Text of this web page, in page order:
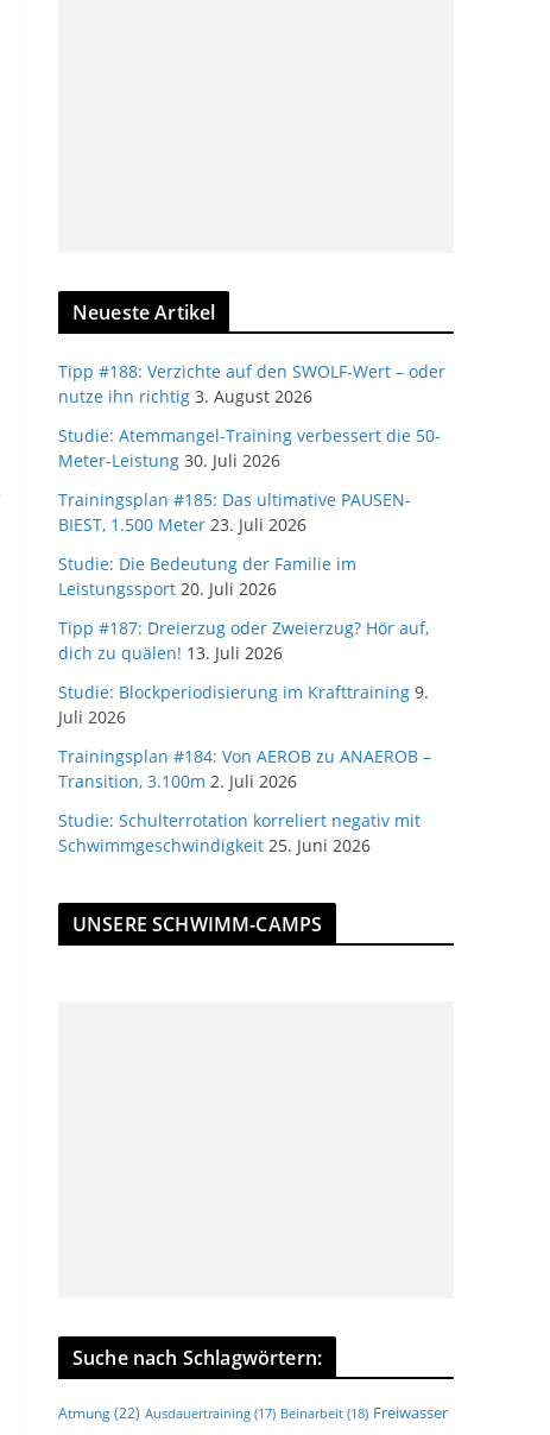
Neueste Artikel
Tipp #188: Verzichte auf den SWOLF-Wert – oder
nutze ihn richtig 3. August 2026
Studie: Atemmangel-Training verbessert die 50-
Meter-Leistung 30. Juli 2026
Trainingsplan #185: Das ultimative PAUSEN-
BIEST, 1.500 Meter 23. Juli 2026
Studie: Die Bedeutung der Familie im
Leistungssport 20. Juli 2026
Tipp #187: Dreierzug oder Zweierzug? Hör auf,
dich zu quälen! 13. Juli 2026
Studie: Blockperiodisierung im Krafttraining 9.
Juli 2026
Trainingsplan #184: Von AEROB zu ANAEROB –
Transition, 3.100m 2. Juli 2026
Studie: Schulterrotation korreliert negativ mit
Schwimmgeschwindigkeit 25. Juni 2026
UNSERE SCHWIMM-CAMPS
Suche nach Schlagwörtern:
Atmung(22) Ausdauertraining (17) Beinarbeit (18) Freiwasser